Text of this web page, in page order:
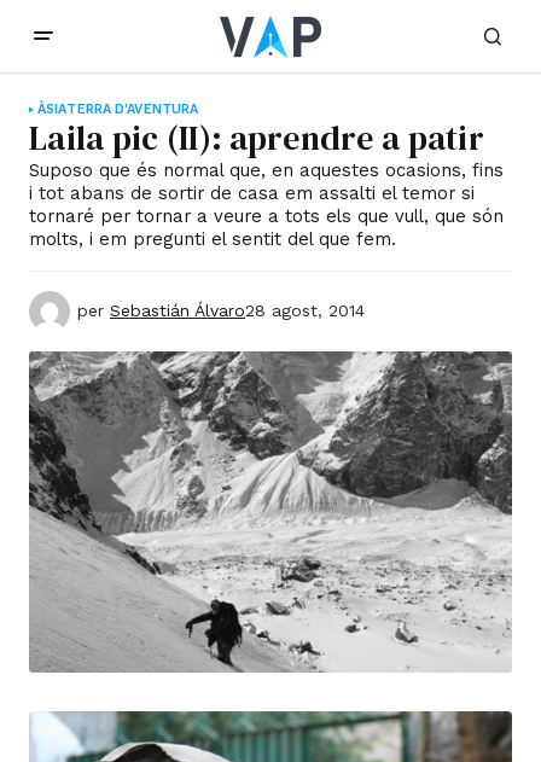
ÀSIATERRA D'AVENTURA
Laila pic (II): aprendre a patir
Suposo que és normal que, en aquestes ocasions, fins
i tot abans de sortir de casa em assalti el temor si
tornaré per tornar a veure a tots els que vull, que són
molts, i em pregunti el sentit del que fem.
per Sebastián Álvaro28 agost, 2014